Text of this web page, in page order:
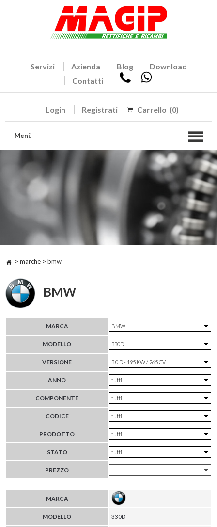
Servizi Azienda Blog
Download
Contatti
Login Registrati Carrello (0)
Menù
> marche > bmw
BMW
MARCA
MODELLO
VERSIONE
ANNO
COMPONENTE
CODICE
PRODOTTO
STATO
PREZZO
MARCA
MODELLO 330D